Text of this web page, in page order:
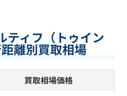
ティフ（トゥイン
離別買取相場
買取相場価格